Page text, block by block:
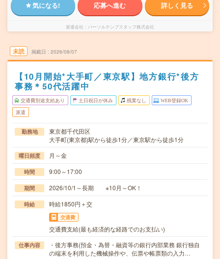
気になる! 応募へ進む 詳しく見る
派遣会社 パーソルテンプスタッフ株式会社
未読 掲載日 2026/08/07
【10月開始*大手町／東京駅】地方銀行*後方
事務＊50代活躍中
交通費別途支給あり 土日祝日が休み 残業なし WEB登録OK
派遣
勤務地
東京都千代田区
大手町(東京都)駅から徒歩1分／東京駅から徒歩1分
曜日頻度 月～金
時間 9:00～17:00
期間 2026/10/1～長期 ※10月～OK！
時給 時給1850円＋交
交通費
交通費支給(最も経済的な経路でのお支払い)
仕事内容
・後方事務(預金・為替・融資等の銀行内部業務 銀行独自
の端末を利用した機械操作や、伝票や帳票類の入力…